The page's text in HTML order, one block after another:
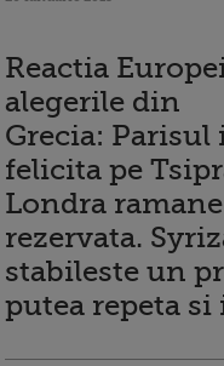
Reactia
alegerile din
Grecia: Parisul
felicita pe
Londra ramane
rezervata.
stabileste un
putea repeta si